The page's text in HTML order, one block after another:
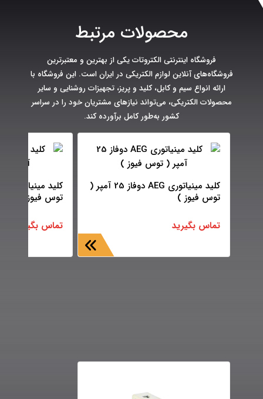
محصولات مرتبط
فروشگاه اینترنتی الکتروتات یکی از بهترین و معتبرترین
فروشگاه‌های آنلاین لوازم الکتریکی در ایران است. این فروشگاه با
ارائه انواع سیم و کابل، کلید و پریز، تجهیزات روشنایی و سایر
محصولات الکتریکی، می‌تواند نیازهای مشتریان خود را در سراسر
کشور به‌طور کامل برآورده کند.
کلید مینیاتوری AEG دوفاز 25 آمپر (
توس فیوز )
تماس بگیرید
توس فیوز )
تماس بگیرید